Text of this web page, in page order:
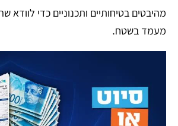
מהיבטים בטיחותיים ותכנוניים כדי לוודא
מעמד בשטח.